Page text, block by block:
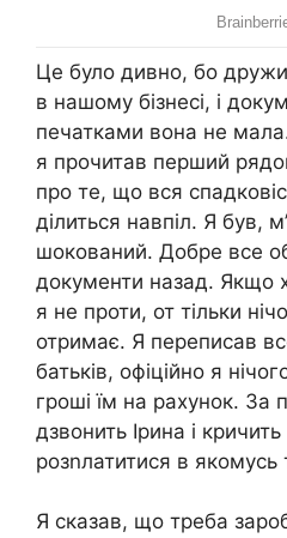
Це було дивно, бо
в нашому бізнесі, і
печатками вона не
я прочитав перший
про те, що вся
ділиться навпіл. Я був,
шокований. Добре все
документи назад. Якщо
я не проти, от тільки
отримає. Я переписав
батьків, офіційно я
гроші їм на рахунок. За
дзвонить Ірина і
розnлатитися в якомусь
Я сказав, що треба